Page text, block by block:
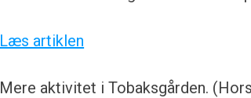
Læs artiklen
Mere aktivitet i Tobaksgården.